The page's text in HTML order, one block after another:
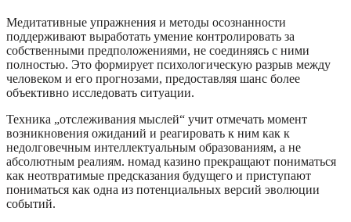
Медитативные упражнения и методы осознанности
поддерживают выработать умение контролировать за
собственными предположениями, не соединяясь с ними
полностью. Это формирует психологическую разрыв между
человеком и его прогнозами, предоставляя шанс более
объективно исследовать ситуации.
Техника „отслеживания мыслей“ учит отмечать момент
возникновения ожиданий и реагировать к ним как к
недолговечным интеллектуальным образованиям, а не
абсолютным реалиям. номад казино прекращают пониматься
как неотвратимые предсказания будущего и приступают
пониматься как одна из потенциальных версий эволюции
событий.